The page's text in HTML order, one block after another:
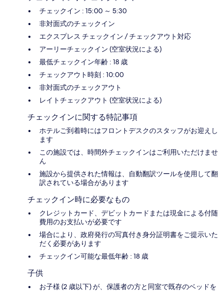
チェックイン : 15:00 ～ 5:30
非対面式のチェックイン
エクスプレス チェックイン / チェックアウト対応
アーリーチェックイン (空室状況による)
最低チェックイン年齢 : 18 歳
チェックアウト時刻 : 10:00
非対面式のチェックアウト
レイトチェックアウト (空室状況による)
チェックインに関する特記事項
ホテルご到着時にはフロントデスクのスタッフがお迎えし
ます
この施設では、時間外チェックインはご利用いただけませ
ん
施設から提供された情報は、自動翻訳ツールを使用して翻
訳されている場合があります
チェックイン時に必要なもの
クレジットカード、デビットカードまたは現金による付随
費用のお支払いが必要です
場合により、政府発行の写真付き身分証明書をご提示いた
だく必要があります
チェックイン可能な最低年齢 : 18 歳
子供
お子様 (2 歳以下) が、保護者の方と同室で既存のベッドを